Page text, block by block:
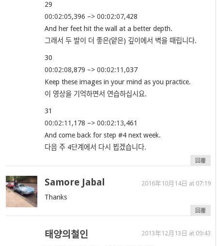
29
00:02:05,396 –>00:02:07,428
And her feet hit the wall at a better depth.
그래서 두 발이 더 좋은(얕은) 깊이에서 벽을 때립니다.
30
00:02:08,879 –>00:02:11 ,037
Keep these images in your mind as you practice.
이 영상을 기억하면서 연습하십시요.
31
00:02:11 ,178 –>00:02:13,461
And come back for step #4 next week.
다음 주 4단계에서 다시 뵙겠습니다.
回覆
Samore Jabal 2016年10月14日 at 07:19
Thanks
回覆
태양의철인 2013年12月13日 at 09:43